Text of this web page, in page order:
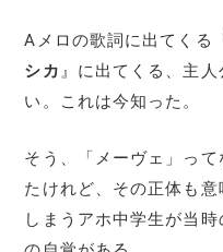
Aメロの歌詞に出てくる
シカ 』に出てくる、主
い。これは今知った。
そう、「メーヴェ」っ
たけれど、その正体も
しまうアホ中学生が当